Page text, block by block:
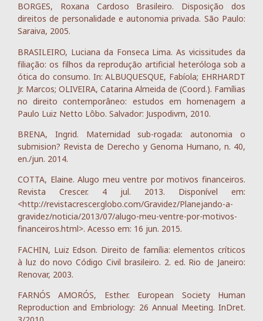
BORGES, Roxana Cardoso Brasileiro. Disposição dos
direitos de personalidade e autonomia privada. São Paulo:
Saraiva, 2005.
BRASILEIRO, Luciana da Fonseca Lima. As vicissitudes da
filiação: os filhos da reprodução artificial heteróloga sob a
ótica do consumo. In: ALBUQUESQUE, Fabíola; EHRHARDT
Jr. Marcos; OLIVEIRA, Catarina Almeida de (Coord.). Famílias
no direito contemporâneo: estudos em homenagem a
Paulo Luiz Netto Lôbo. Salvador: Juspodivm, 2010.
BRENA, Ingrid. Maternidad sub-rogada: autonomia o
submision? Revista de Derecho y Genoma Humano, n. 40,
en./jun. 2014.
COTTA, Elaine. Alugo meu ventre por motivos financeiros.
Revista Crescer. 4 jul. 2013. Disponível em:
<http://revistacrescer.globo.com/Gravidez/Planejando-a-
gravidez/noticia/2013/07/alugo-meu-ventre-por-motivos-
financeiros.html>. Acesso em: 16 jun. 2015.
FACHIN, Luiz Edson. Direito de família: elementos críticos
à luz do novo Código Civil brasileiro. 2. ed. Rio de Janeiro:
Renovar, 2003.
FARNÓS AMORÓS, Esther. European Society Human
Reproduction and Embriology: 26 Annual Meeting. InDret.